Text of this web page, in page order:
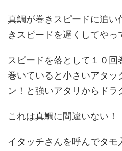
真鯛が巻きスピードに追い
きスピードを遅くしてやっ
スピードを落として１０
巻いていると小さいアタッ
ン！と強いアタリからドラ
これは真鯛に間違いない！
イタッチさんを呼んでタ